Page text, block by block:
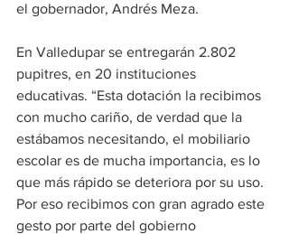
el gobernador, Andrés Meza.
En Valledupar se entregarán 2.802
pupitres, en 20 instituciones
educativas. “Esta dotación la recibimos
con mucho cariño, de verdad que la
estábamos necesitando, el mobiliario
escolar es de mucha importancia, es lo
que más rápido se deteriora por su uso.
Por eso recibimos con gran agrado este
gesto por parte del gobierno